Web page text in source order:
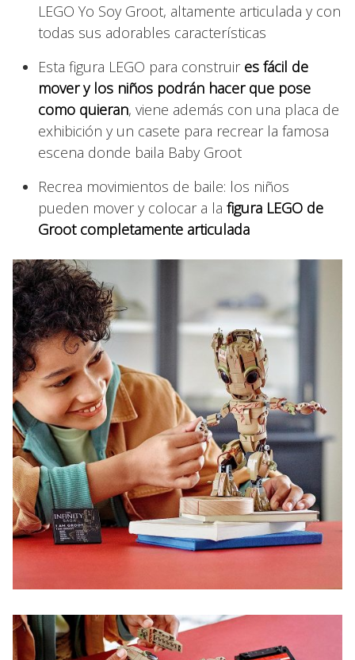
LEGO Yo Soy Groot, altamente articulada y con
todas sus adorables características
Esta figura LEGO para construir es fácil de
mover y los niños podrán hacer que pose
como quieran, viene además con una placa de
exhibición y un casete para recrear la famosa
escena donde baila Baby Groot
Recrea movimientos de baile: los niños
pueden mover y colocar a la figura LEGO de
Groot completamente articulada